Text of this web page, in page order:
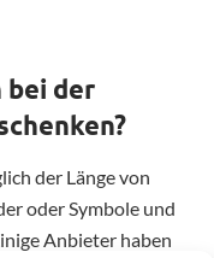
bei der
der Länge von
oder Symbole und
Anbieter haben